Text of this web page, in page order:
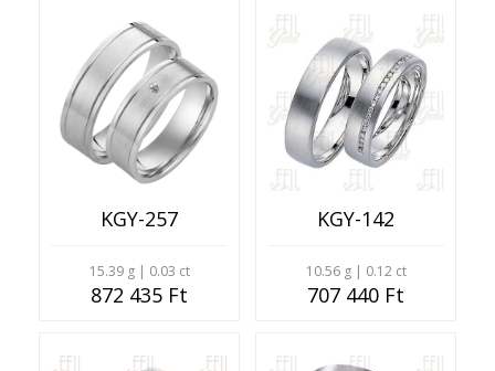
KGY-257
15.39 g | 0.03 ct
872 435 Ft
KGY-142
10.56 g | 0.12 ct
707 440 Ft